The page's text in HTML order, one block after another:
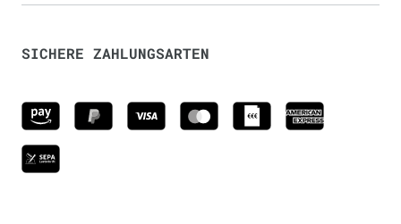
SICHERE ZAHLUNGSARTEN